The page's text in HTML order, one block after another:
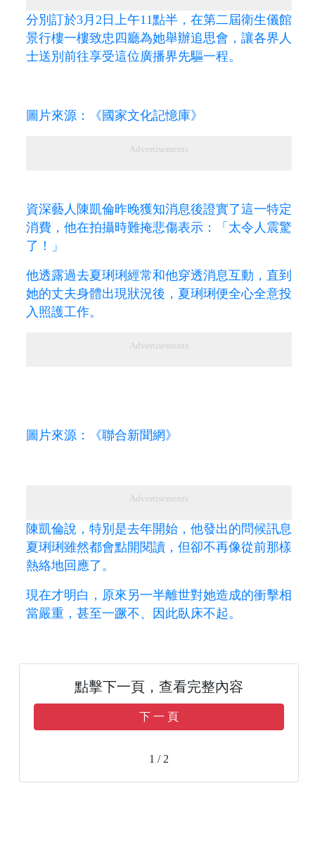
分別訂於3月2日上午11點半，在第二屆衛生儀館
景行樓一樓致忠四廳為她舉辦追思會，讓各界人
士送別前往享受這位廣播界先驅一程。
圖片來源：《國家文化記憶庫》
Advertisements
資深藝人陳凱倫昨晚獲知消息後證實了這一特定
消費，他在拍攝時難掩悲傷表示：「太令人震驚
了！」
他透露過去夏琍琍經常和他穿透消息互動，直到
她的丈夫身體出現狀況後，夏琍琍便全心全意投
入照護工作。
Advertisements
圖片來源：《聯合新聞網》
Advertisements
陳凱倫說，特別是去年開始，他發出的問候訊息
夏琍琍雖然都會點開閱讀，但卻不再像從前那樣
熱絡地回應了。
現在才明白，原來另一半離世對她造成的衝擊相
當嚴重，甚至一蹶不、因此臥床不起。
點擊下一頁，查看完整內容
下 一 頁
1 / 2